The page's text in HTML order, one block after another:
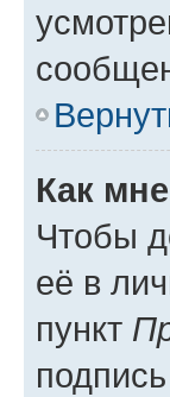
Как
Чтобы
её в
пункт